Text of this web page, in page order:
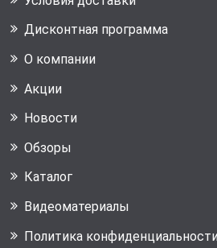
Дисконтная программа
О компании
Акции
Новости
Обзоры
Каталог
Видеоматериалы
Политика конфиденциальности